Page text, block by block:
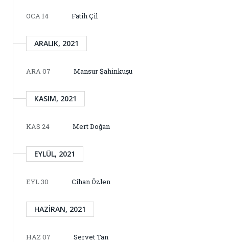
OCA 14 Fatih Çil
ARALIK, 2021
ARA 07 Mansur Şahinkuşu
KASIM, 2021
KAS 24 Mert Doğan
EYLÜL, 2021
EYL 30 Cihan Özlen
HAZIRAN, 2021
HAZ 07 Servet Tan